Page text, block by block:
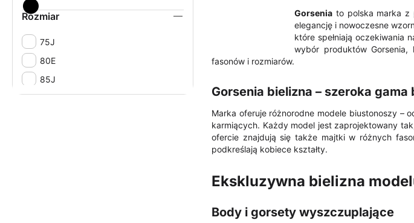
Gorsenia to polska marka z
elegancję i nowoczesne
które spełniają oczekiwania
wybór produktów Gorsenia,
fasonów i rozmiarów.
Gorsenia bielizna – szeroka
Marka oferuje różnorodne modele biustonoszy –
karmiących. Każdy model jest zaprojektowany
ofercie znajdują się także majtki w różnych
podkreślają kobiece kształty.
Ekskluzywna bielizna
Body i gorsety wyszczuplające
Rozmiar
75J
80E
85J